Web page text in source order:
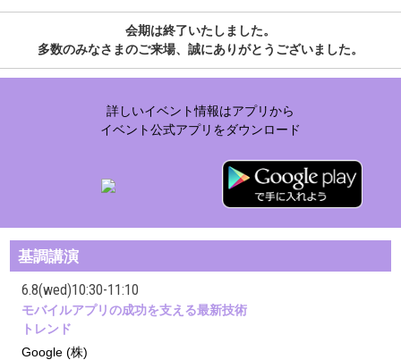
会期は終了いたしました。
多数のみなさまのご来場、誠にありがとうございました。
詳しいイベント情報はアプリから
イベント公式アプリをダウンロード
基調講演
6.8(wed)10:30-11:10
モバイルアプリの成功を支える最新技術
トレンド
Google (株)